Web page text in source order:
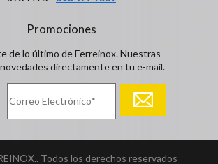
Promociones
de lo último de Ferreinox. Nuestras
directamente en tu e-mail.
Todos los derechos reservados